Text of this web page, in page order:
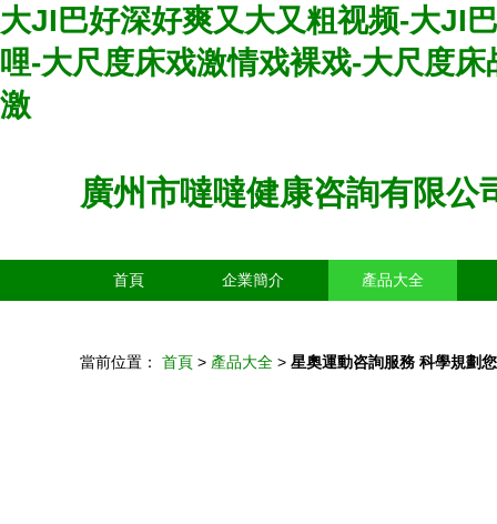
大JI巴好深好爽又大又粗视频-大JI
哩-大尺度床戏激情戏裸戏-大尺度
激
廣州市噠噠健康咨詢有限公
首頁 企業簡介 產品大全
當前位置： 首頁 > 產品大全 > 星奧運動咨詢服務 科學規劃